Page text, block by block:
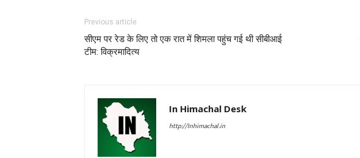
Previous article
सीएम पर रेड के लिए तो एक रात में शिमला पहुंच गई थी सीबीआई
टीम: विक्रमादित्य
In Himachal Desk
http://Inhimachal.in